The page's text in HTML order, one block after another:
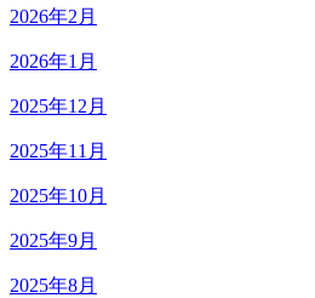
2026年2月
2026年1月
2025年12月
2025年11月
2025年10月
2025年9月
2025年8月